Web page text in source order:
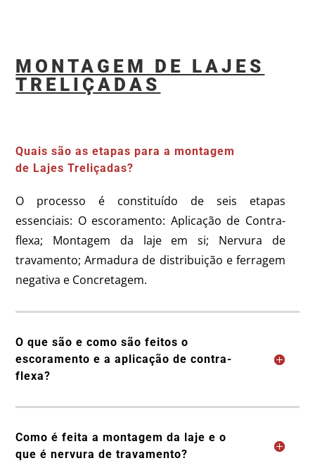
MONTAGEM DE LAJES
TRELIÇADAS
Quais são as etapas para a montagem
de Lajes Treliçadas?
O processo é constituído de seis etapas
essenciais: O escoramento: Aplicação de Contra-
flexa; Montagem da laje em si; Nervura de
travamento; Armadura de distribuição e ferragem
negativa e Concretagem.
O que são e como são feitos o
escoramento e a aplicação de contra-
flexa?
Como é feita a montagem da laje e o
que é nervura de travamento?